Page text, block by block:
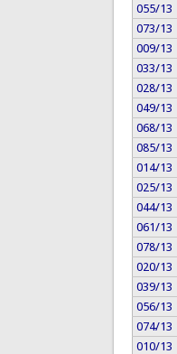
055/13
073/13
009/13
033/13
028/13
049/13
068/13
085/13
014/13
025/13
044/13
061/13
078/13
020/13
039/13
056/13
074/13
010/13